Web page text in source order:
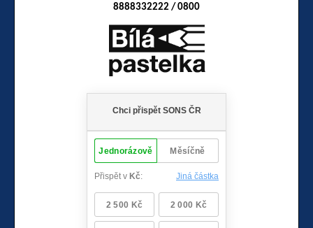
8888332222 / 0800